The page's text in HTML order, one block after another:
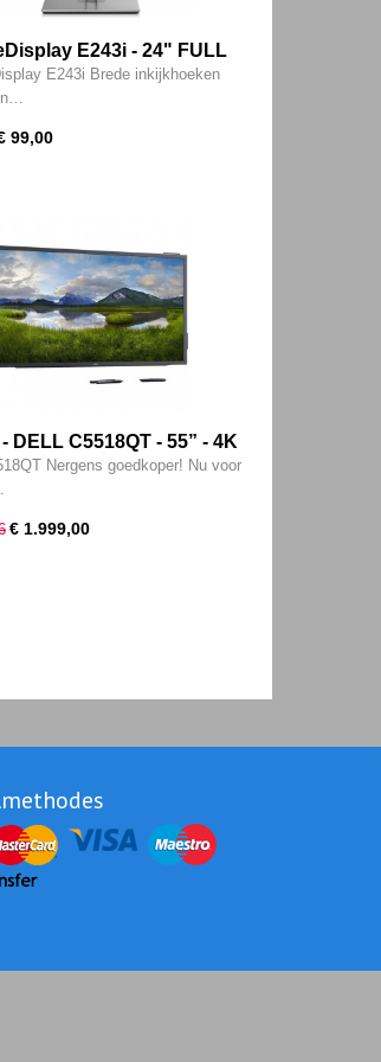
E243i - 24" FULL
VGA - HDMI - DP
E243i Brede inkijkhoeken
99,00
- DELL C5518QT - 55” - 4K
2160 - Interactive Multi-
Nergens goedkoper! Nu voor
€ 1.999,00